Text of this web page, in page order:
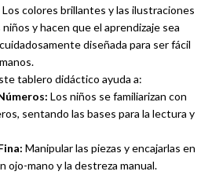
Los colores brillantes y las ilustraciones
y hacen que el aprendizaje sea
diseñada para ser fácil
tablero didáctico ayuda a:
Los niños se familiarizan con
sentando las bases para la lectura y
Manipular las piezas y encajarlas en
ojo-mano y la destreza manual.